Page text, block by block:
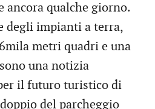
ancora qualche giorno.
degli impianti a terra,
metri quadri e una
una notizia
il futuro turistico di
del parcheggio